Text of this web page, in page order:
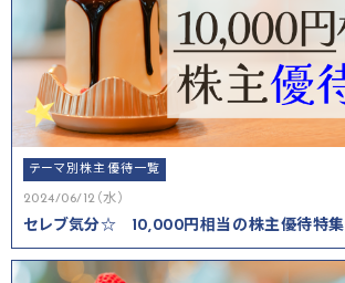
テーマ別株主優待一覧
2024/06/12（水）
セレブ気分☆ 10,000円相当の株主優待特集